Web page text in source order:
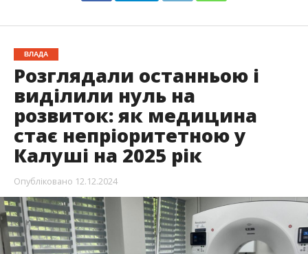
ВЛАДА
Розглядали останньою і
виділили нуль на
розвиток: як медицина
стає непріоритетною у
Калуші на 2025 рік
Опубліковано 12.12.2024